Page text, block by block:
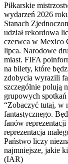
Piłkarskie
wydarzeń 2026
Stanach
udział rekordowa
czerwca w Mexico
lipca. Narodowe
miast. FIFA
na bilety, które
zdobycia wyrazili
szczególnie polują
grupowych
“Zobaczyć tutaj, w
fantastycznego.
fanów
reprezentacja
Państwo liczy
najmniejsze, jakie
(IAR)